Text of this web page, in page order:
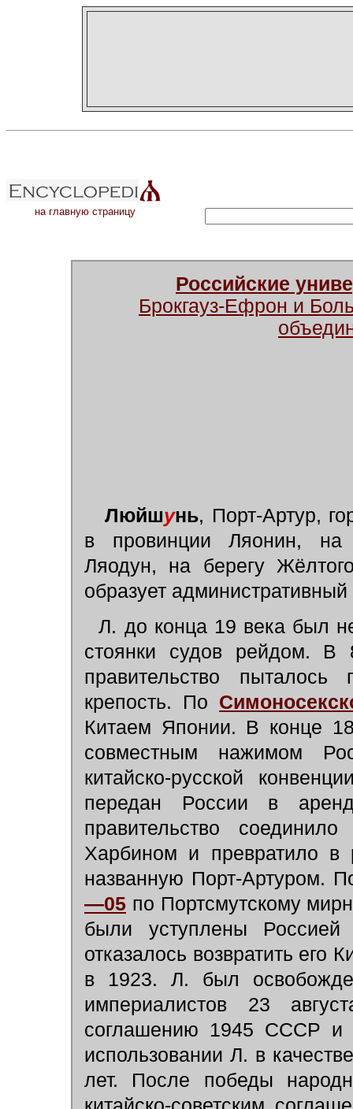
на главную страницу
Российские
Брокгауз-Ефрон и
Люйшунь, Порт-Артур,
в провинции Ляонин, на
Ляодун, на берегу
образует
Л. до конца 19 века был
стоянки судов рейдом. В
правительство
крепость. По
Китаем Японии. В конце
совместным нажимом
китайско-русской
передан России в
правительство
Харбином и превратило в
названную Порт-Артуром.
—05 по Портсмутскому
были уступлены Россией
отказалось возвратить его
в 1923. Л. был
империалистов 23
соглашению 1945 СССР и
использовании Л. в
лет. После победы